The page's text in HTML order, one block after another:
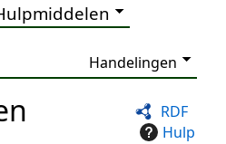
Handelingen
RDF
Hulp